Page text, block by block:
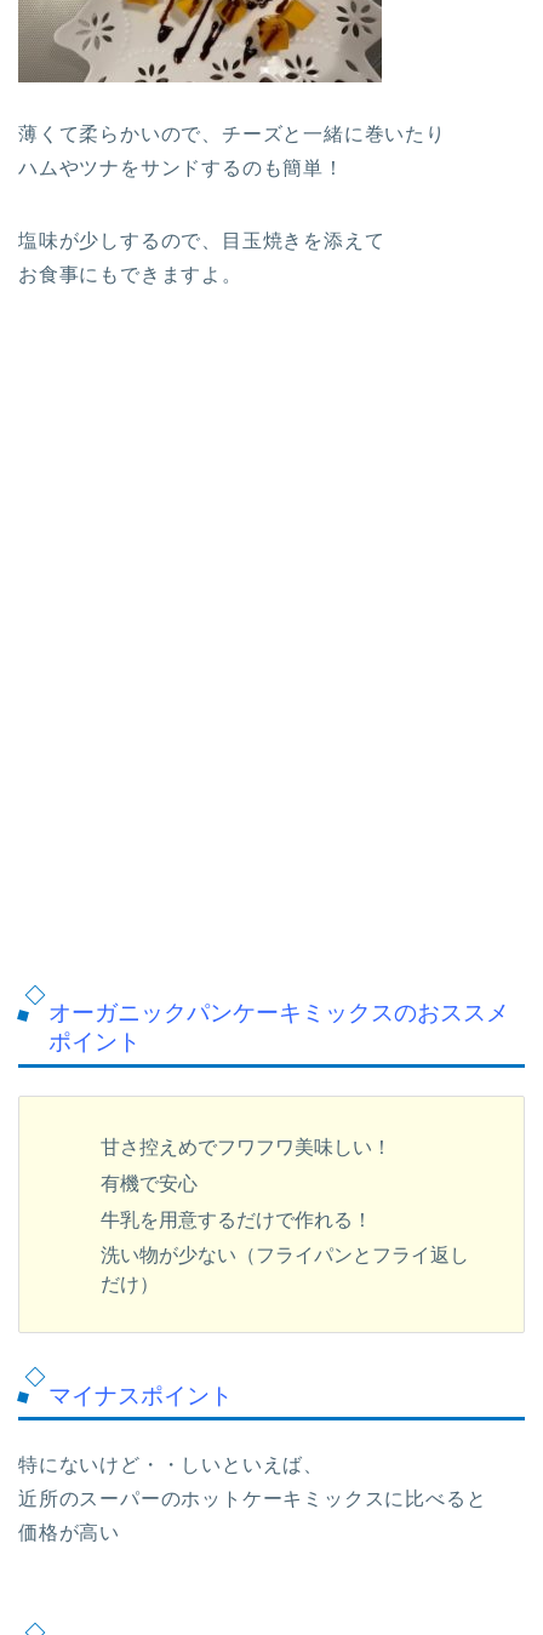
薄くて柔らかいので、チーズと一緒に巻いたり
ハムやツナをサンドするのも簡単！
塩味が少しするので、目玉焼きを添えて
お食事にもできますよ。
オーガニックパンケーキミックスのおススメ
ポイント
甘さ控えめでフワフワ美味しい！
有機で安心
牛乳を用意するだけで作れる！
洗い物が少ない（フライパンとフライ返し
だけ）
マイナスポイント
特にないけど・・しいといえば、
近所のスーパーのホットケーキミックスに比べると
価格が高い